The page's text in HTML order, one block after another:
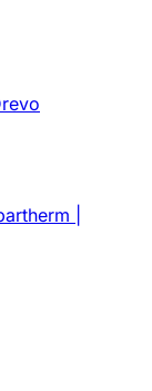
|